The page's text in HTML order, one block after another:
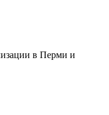
в Перми и